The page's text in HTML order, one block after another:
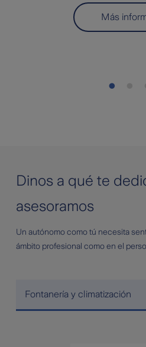
Más
Dinos a qué te
asesoramos
Un autónomo como tú necesita
ámbito profesional como en el
Fontanería y climatización